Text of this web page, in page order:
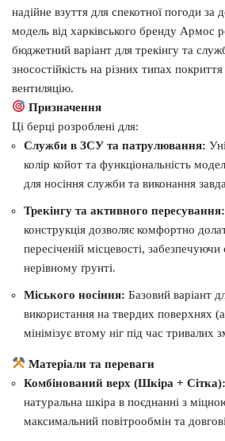
надійне взуття для спекотної погоди
модель від харківського бренду Армос
бюджетний варіант для трекінгу та
зносостійкість на різних типах
вентиляцію.
Призначення
Ці берці розроблені для:
Служби в ЗСУ та патрулювання:
колір койот та функціональність
для носіння служби та виконання
Трекінгу та активного пересування:
конструкція дозволяє комфортно
пересіченій місцевості, забезпечуючи
нерівному ґрунті.
Міського носіння: Базовий варіант
використання на твердих поверхнях
мінімізує втому ніг під час тривалих
Матеріали та переваги
Комбінований верх (Шкіра + Сітка):
натуральна шкіра в поєднанні з
максимальний повітрообмін та